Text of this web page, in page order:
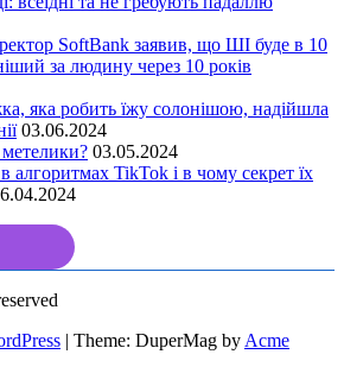
SoftBank заявив, що ШІ буде в 10
за людину через 10 років
яка робить їжу солонішою, надійшла
03.06.2024
03.05.2024
алгоритмах TikTok і в чому секрет їх
| Theme: DuperMag by Acme